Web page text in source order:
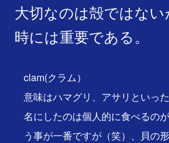
大切なのは殻ではない
時には重要である。
clam(クラム）
意味はハマグリ、アサリといっ
名にしたのは個人的に食べるの
う事が一番ですが（笑）、貝の